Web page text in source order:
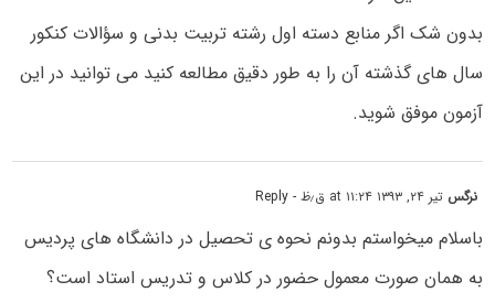
بدون شک اگر منابع دسته اول رشته تربیت بدنی و سؤالات کنکور
سال های گذشته آن را به طور دقیق مطالعه کنید می توانید در این
آزمون موفق شوید.
نرگس تیر ۲۴, ۱۳۹۳ at ۱۱:۲۴ ق٫ظ - Reply
باسلام میخواستم بدونم نحوه ی تحصیل در دانشگاه های پردیس
به همان صورت معمول حضور در کلاس و تدریس استاد است؟